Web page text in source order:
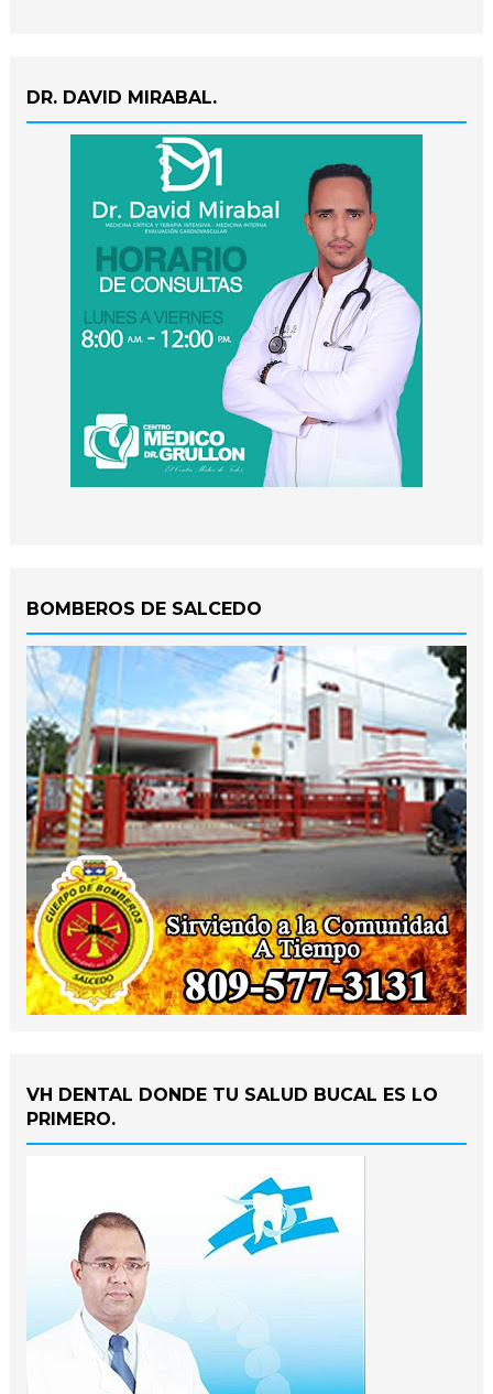
DR. DAVID MIRABAL.
BOMBEROS DE SALCEDO
VH DENTAL DONDE TU SALUD BUCAL ES LO
PRIMERO.